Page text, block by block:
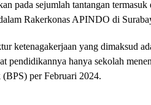
pada sejumlah tantangan
Rakerkonas APINDO di
ketenagakerjaan yang dimaksud
pendidikannya hanya sekolah
(BPS) per Februari 2024.